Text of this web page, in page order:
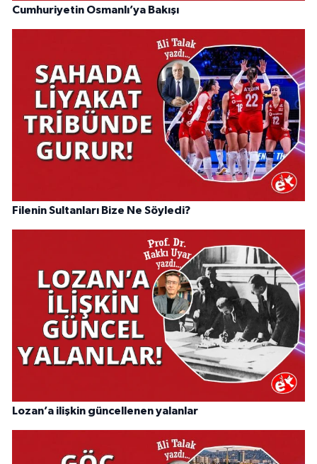
Cumhuriyetin Osmanlı’ya Bakışı
Filenin Sultanları Bize Ne Söyledi?
Lozan’a ilişkin güncellenen yalanlar